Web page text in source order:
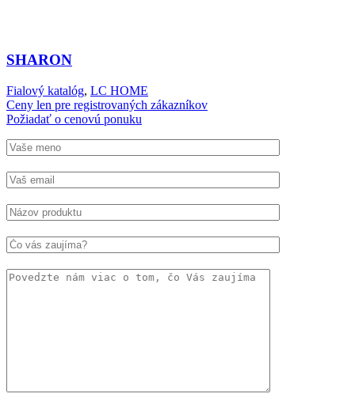
SHARON
Fialový katalóg, LC HOME
Ceny len pre registrovaných zákazníkov
Požiadať o cenovú ponuku